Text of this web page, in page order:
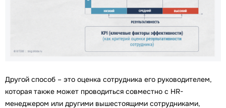
Другой способ – это оценка сотрудника его руководителем,
которая также может проводиться совместно с HR-
менеджером или другими вышестоящими сотрудниками,